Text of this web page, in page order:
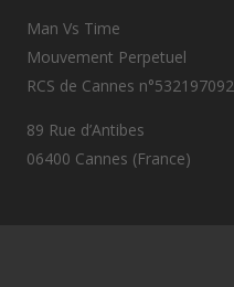
Man Vs Time
Mouvement Perpetuel
RCS de Cannes n°532197092
89 Rue d’Antibes
06400 Cannes (France)